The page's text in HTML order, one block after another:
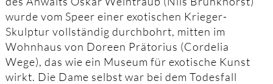
wurde vom Speer einer exotischen Krieger-
Skulptur vollständig durchbohrt, mitten im
Wohnhaus von Doreen Prätorius (Cordelia
Wege), das wie ein Museum für exotische Kunst
wirkt. Die Dame selbst war bei dem Todesfall